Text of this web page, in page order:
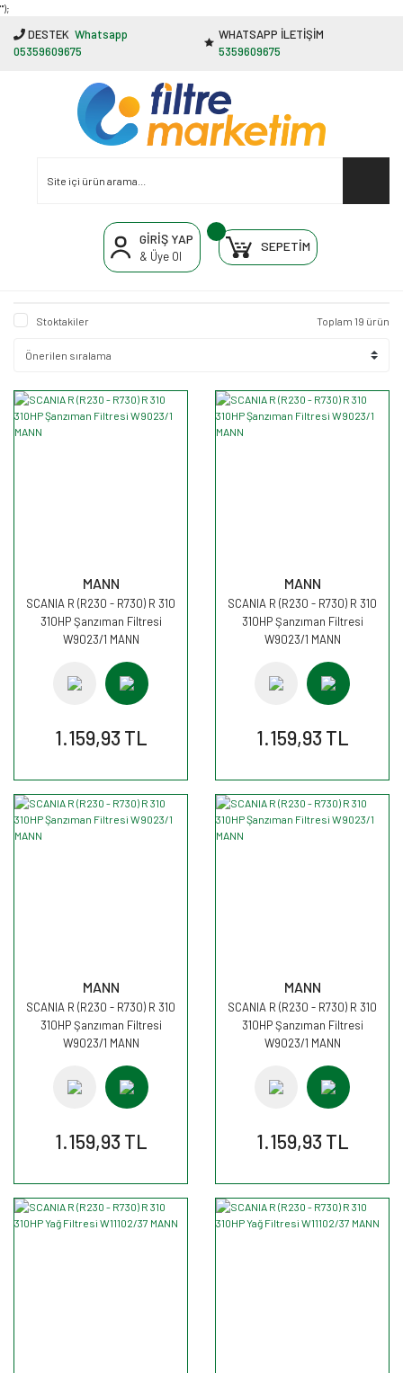
"');
DESTEK Whatsapp
05359609675
WHATSAPP İLETİŞİM
5359609675
GİRİŞ YAP
& Üye Ol
SEPETİM
Stoktakiler Toplam 19 ürün
MANN
SCANIA R (R230 - R730) R 310
310HP Şanzıman Filtresi
W9023/1 MANN
1.159,93 TL
MANN
SCANIA R (R230 - R730) R 310
310HP Şanzıman Filtresi
W9023/1 MANN
1.159,93 TL
MANN
SCANIA R (R230 - R730) R 310
310HP Şanzıman Filtresi
W9023/1 MANN
1.159,93 TL
MANN
SCANIA R (R230 - R730) R 310
310HP Şanzıman Filtresi
W9023/1 MANN
1.159,93 TL